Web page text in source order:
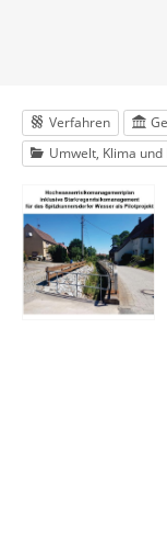
Verfahren
Umwelt, Klima und